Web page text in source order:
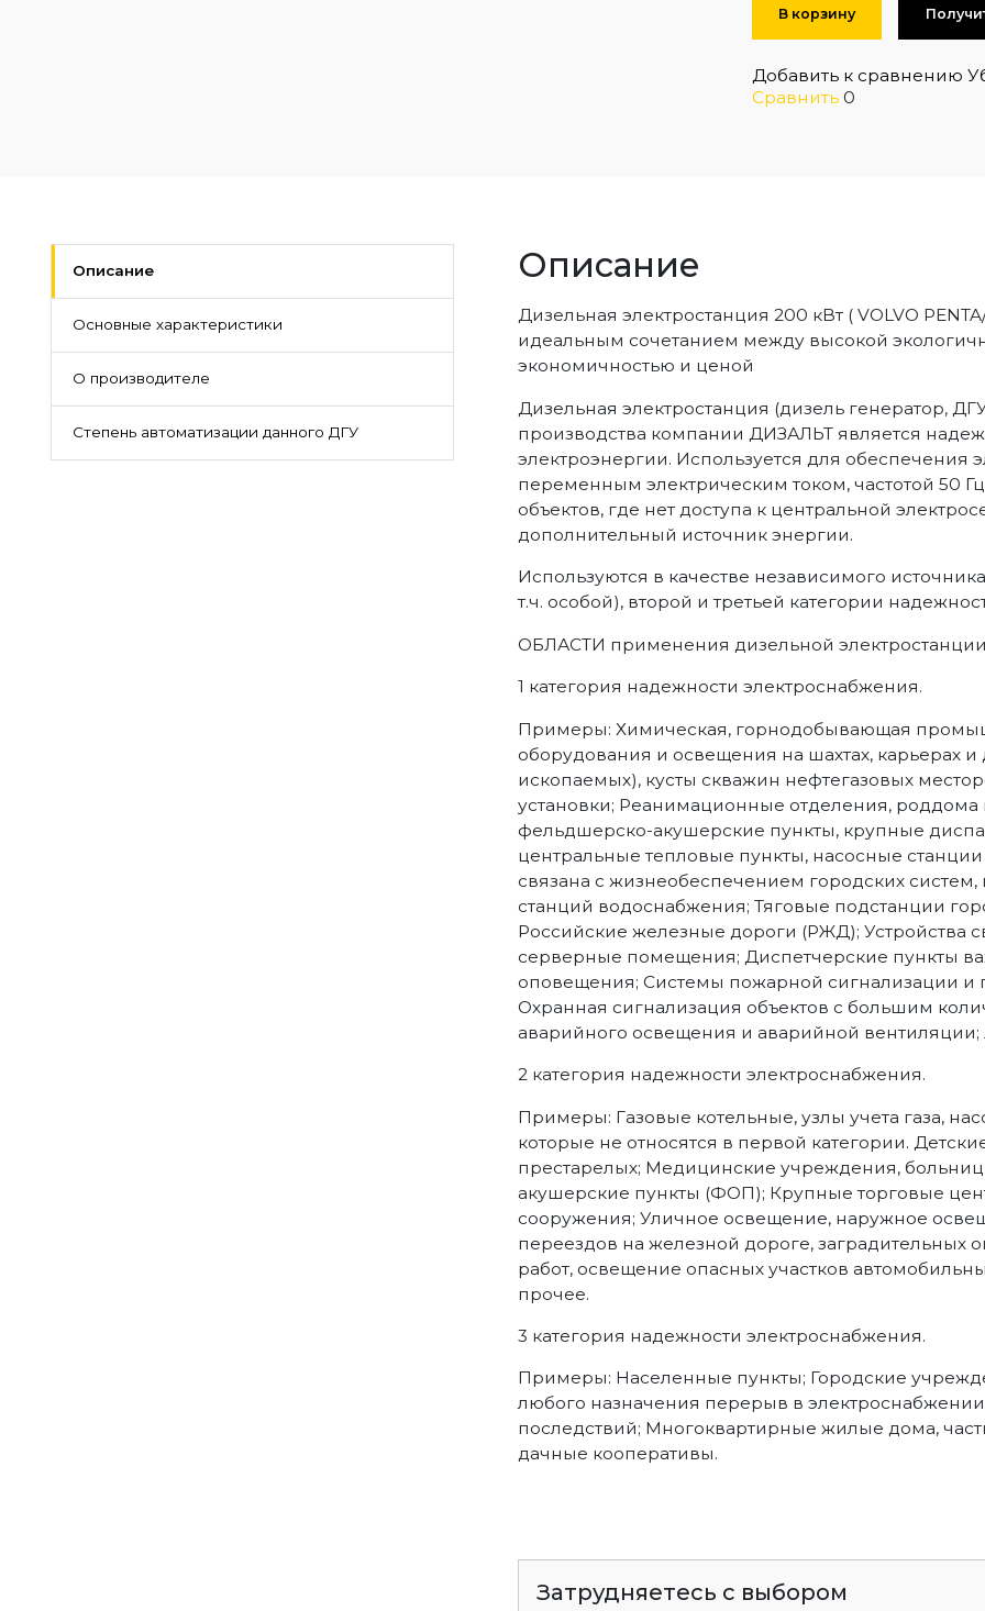
В корзину
Добавить к сравнению
Сравнить 0
Описание
Основные характеристики
О производителе
Степень автоматизации данного ДГУ
Описание
Дизельная электростанция 200 кВт ( VOLVO
идеальным сочетанием между высокой
экономичностью и ценой
Дизельная электростанция (дизель генератор,
производства компании ДИЗАЛЬТ является
электроэнергии. Используется для обеспечения
переменным электрическим током, частотой 50
объектов, где нет доступа к центральной
дополнительный источник энергии.
Используются в качестве независимого
т.ч. особой), второй и третьей категории
ОБЛАСТИ применения дизельной электростанции
1 категория надежности электроснабжения.
Примеры: Химическая, горнодобывающая
оборудования и освещения на шахтах, карьерах
ископаемых), кусты скважин нефтегазовых
установки; Реанимационные отделения,
фельдшерско-акушерские пункты, крупные
центральные тепловые пункты, насосные
связана с жизнеобеспечением городских
станций водоснабжения; Тяговые подстанции
Российские железные дороги (РЖД); Устройства
серверные помещения; Диспетчерские пункты
оповещения; Системы пожарной сигнализации и
Охранная сигнализация объектов с большим
аварийного освещения и аварийной
2 категория надежности электроснабжения.
Примеры: Газовые котельные, узлы учета газа,
которые не относятся в первой категории.
престарелых; Медицинские учреждения,
акушерские пункты (ФОП); Крупные торговые
сооружения; Уличное освещение, наружное
переездов на железной дороге,
работ, освещение опасных участков
прочее.
3 категория надежности электроснабжения.
Примеры: Населенные пункты; Городские
любого назначения перерыв в электроснабжении
последствий; Многоквартирные жилые дома,
дачные кооперативы.
Затрудняетесь с выбором